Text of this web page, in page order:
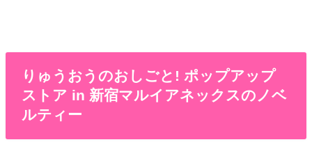
りゅうおうのおしごと! ポップアップ
ストア in 新宿マルイアネックスのノベ
ルティー